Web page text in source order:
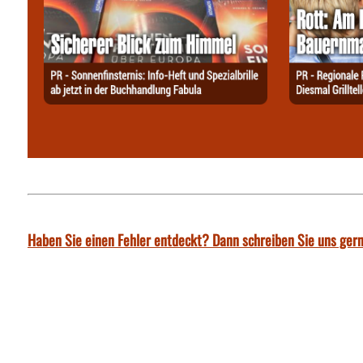
Haben Sie einen Fehler entdeckt? Dann schreiben Sie uns